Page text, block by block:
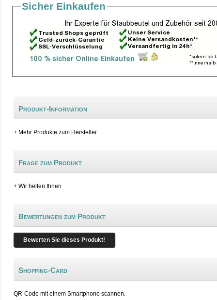
Sicher Einkaufen
Produkt-Information
+ Mehr Produkte zum Hersteller
Frage zum Produkt
+ Wir helfen Ihnen
Bewertungen zum Produkt
Bewerten Sie dieses Produkt!
Shopping-Card
QR-Code mit einem Smartphone scannen.